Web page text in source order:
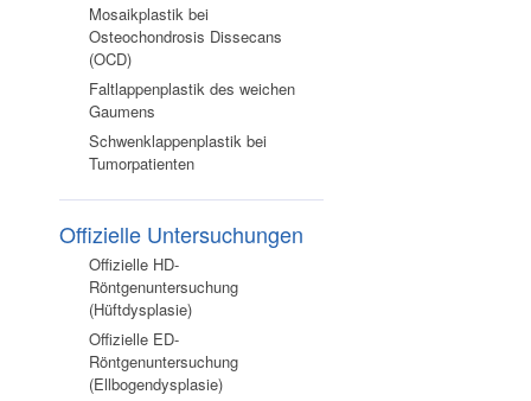
Mosaikplastik bei
Osteochondrosis Dissecans
(OCD)
Faltlappenplastik des weichen
Gaumens
Schwenklappenplastik bei
Tumorpatienten
Offizielle Untersuchungen
Offizielle HD-
Röntgenuntersuchung
(Hüftdysplasie)
Offizielle ED-
Röntgenuntersuchung
(Ellbogendysplasie)